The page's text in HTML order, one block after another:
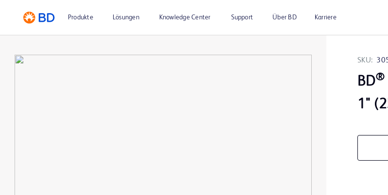
Produkte Lösungen Knowledge Center Support Über BD Karriere
SKU:
BD®
1''